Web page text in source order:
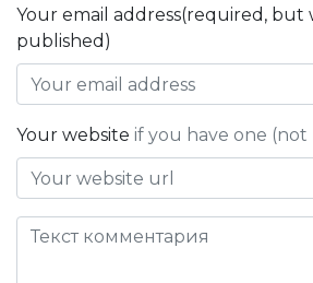
Your email address(required, but
published)
Your website if you have one